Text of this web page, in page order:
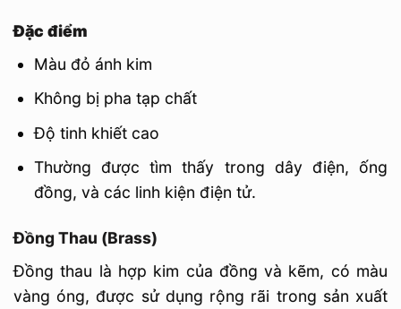
Đặc điểm
Màu đỏ ánh kim
Không bị pha tạp chất
Độ tinh khiết cao
Thường được tìm thấy trong dây điện, ống
đồng, và các linh kiện điện tử.
Đồng Thau (Brass)
Đồng thau là hợp kim của đồng và kẽm, có màu
vàng óng, được sử dụng rộng rãi trong sản xuất